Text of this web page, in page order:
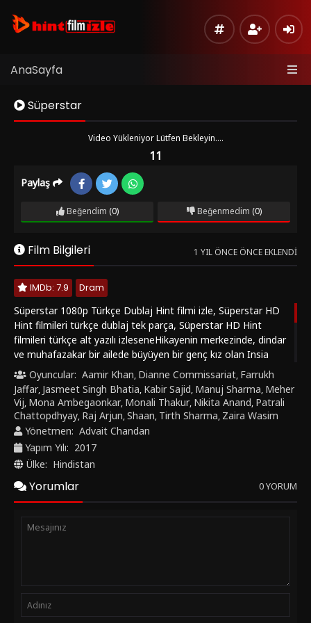
AnaSayfa
Süperstar
Video Yükleniyor Lütfen Bekleyin....
11
FRAGMAN
TR
Fembed
ALTYZ
Moly
Bildir
Sinema
Modu
Paylaş
Beğendim (0) Beğenmedim (0)
Film Bilgileri 1 YIL ÖNCE ÖNCE EKLENDI
IMDb: 7.9
Dram
Süperstar 1080p Türkçe Dublaj Hint filmi izle, Süperstar HD
Hint filmileri türkçe dublaj tek parça, Süperstar HD Hint
filmileri türkçe alt yazılı izleseneHikayenin merkezinde, dindar
ve muhafazakar bir ailede büyüyen bir genç kız olan Insia
Malik var. Şarkıcı olmayı hayal ederek, müzik yapmayı
yasaklayan ama ona bir dizüstü bilgisayar veren annesinden
destek bulan katı babası Farukh nedeniyle yaratıcı
potansiyelini gerçekleştiremez. Kız öğrenci çevrimiçi olur ve
kendi müzik videosunu yüzüne sakladığı YouTube'a yükler,
babasının hilesini bileceğinden korkar. Şaşırtıcı bir şekilde,
Insia popülerlik kazanıyor, abone kazanıyor ve gerçek bir
seçmelere davet alıyor. . https://hintfilmizle.vip/ keyifli seyirler
diler.
Oyuncular: Aamir Khan, Dianne Commissariat, Farrukh
Jaffar, Jasmeet Singh Bhatia, Kabir Sajid, Manuj Sharma, Meher
Vij, Mona Ambegaonkar, Monali Thakur, Nikita Anand, Patrali
Chattopdhyay, Raj Arjun,Shaan, Tirth Sharma, Zaira Wasim
Yönetmen: Advait Chandan
Yapım Yılı: 2017
Ülke: Hindistan
Yorumlar 0 YORUM